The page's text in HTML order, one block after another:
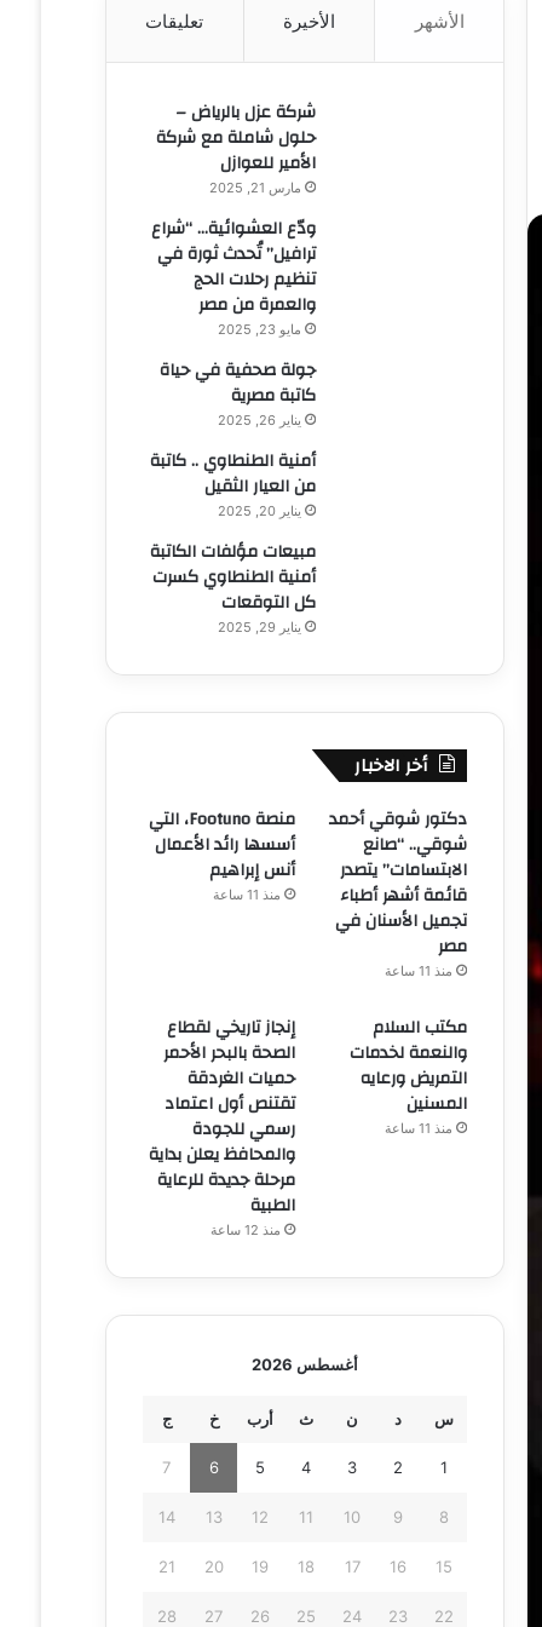
الأشهر الأخيرة تعليقات
شركة عزل بالرياض –
حلول شاملة مع شركة
الأمير للعوازل
مارس 21, 2025
ودّع العشوائية… “شراع
ترافيل” تُحدث ثورة في
تنظيم رحلات الحج
والعمرة من مصر
مايو 23, 2025
جولة صحفية في حياة
كاتبة مصرية
يناير 26, 2025
أمنية الطنطاوي .. كاتبة
من العيار الثقيل
يناير 20, 2025
مبيعات مؤلفات الكاتبة
أمنية الطنطاوي كسرت
كل التوقعات
يناير 29, 2025
أخر الاخبار
دكتور شوقي أحمد
شوقي.. “صانع
الابتسامات” يتصدر
قائمة أشهر أطباء
تجميل الأسنان في
مصر
منذ 11 ساعة
منصة Footuno، التي
أسسها رائد الأعمال
أنس إبراهيم
منذ 11 ساعة
مكتب السلام
والنعمة لخدمات
التمريض ورعايه
المسنين
منذ 11 ساعة
إنجاز تاريخي لقطاع
الصحة بالبحر الأحمر
حميات الغردقة
تقتنص أول اعتماد
رسمي للجودة
والمحافظ يعلن بداية
مرحلة جديدة للرعاية
الطبية
منذ 12 ساعة
أغسطس 2026
س د ن ث أرب خ ج
1
2
3
4
5
6
7
8
9
10
11
12
13
14
15
16
17
18
19
20
21
22
23
24
25
26
27
28